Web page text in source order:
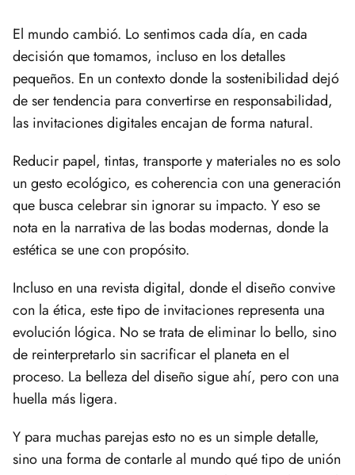
El mundo cambió. Lo sentimos cada día, en cada
decisión que tomamos, incluso en los detalles
pequeños. En un contexto donde la sostenibilidad dejó
de ser tendencia para convertirse en responsabilidad,
las invitaciones digitales encajan de forma natural.
Reducir papel, tintas, transporte y materiales no es solo
un gesto ecológico, es coherencia con una generación
que busca celebrar sin ignorar su impacto. Y eso se
nota en la narrativa de las bodas modernas, donde la
estética se une con propósito.
Incluso en una revista digital, donde el diseño convive
con la ética, este tipo de invitaciones representa una
evolución lógica. No se trata de eliminar lo bello, sino
de reinterpretarlo sin sacrificar el planeta en el
proceso. La belleza del diseño sigue ahí, pero con una
huella más ligera.
Y para muchas parejas esto no es un simple detalle,
sino una forma de contarle al mundo qué tipo de unión